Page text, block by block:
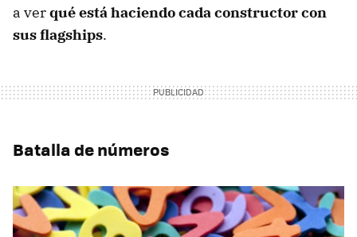
a verqué está haciendo cada constructor con
sus flagships.
Batalla de números